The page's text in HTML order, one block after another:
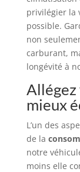
privilégier la
possible.
non
carburant,
longévité à
mieux
L’un des
de la
notre
moins elle